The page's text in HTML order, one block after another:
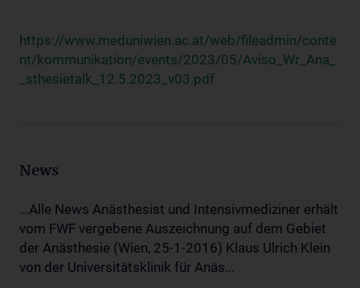
https://www.meduniwien.ac.at/web/fileadmin/conte
nt/kommunikation/events/2023/05/Aviso_Wr_Ana_
_sthesietalk_12.5.2023_v03.pdf
News
...Alle News Anästhesist und Intensivmediziner erhält
vom FWF vergebene Auszeichnung auf dem Gebiet
der Anästhesie (Wien, 25-1-2016) Klaus Ulrich Klein
von der Universitätsklinik für Anäs...